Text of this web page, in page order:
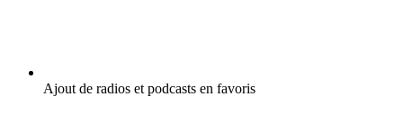
Ajout de radios et podcasts en favoris